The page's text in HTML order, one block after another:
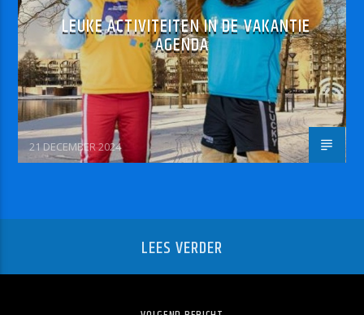
LEUKE ACTIVITEITEN IN DE VAKANTIE
AGENDA
21 DECEMBER 2024
LEES VERDER